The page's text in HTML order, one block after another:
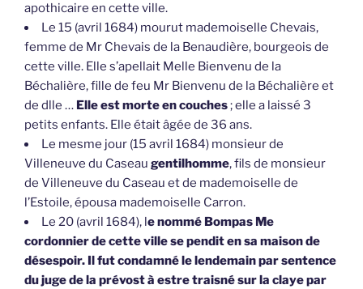
apothicaire en cette ville.
Le 15 (avril 1684) mourut mademoiselle Chevais,
femme de Mr Chevais de la Benaudière, bourgeois de
cette ville. Elle s’apellait Melle Bienvenu de la
Béchalière, fille de feu Mr Bienvenu de la Béchalière et
de dlle … Elle est morte en couches; elle a laissé 3
petits enfants. Elle était âgée de 36 ans.
Le mesme jour (15 avril 1684) monsieur de
Villeneuve du Caseau gentilhomme, fils de monsieur
de Villeneuve du Caseau et de mademoiselle de
l’Estoile, épousa mademoiselle Carron.
Le 20 (avril 1684), le nommé Bompas Me
cordonnier de cette ville se pendit en sa maison de
désespoir. Il fut condamné le lendemain par sentence
du juge de la prévost à estre traisné sur la claye par